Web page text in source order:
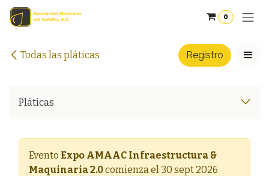
Ir al contenido
0
Todas las pláticas Registro
Pláticas
Evento Expo AMAAC Infraestructura &
Maquinaria 2.0comienza el 30 sept 2026